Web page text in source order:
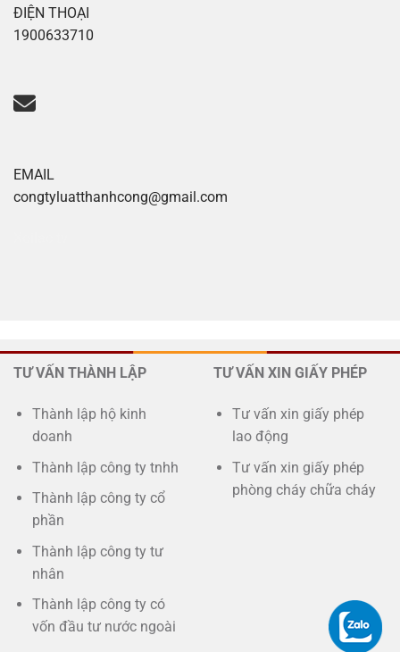
ĐIỆN THOẠI
1900633710
EMAIL
congtyluatthanhcong@gmail.com
TƯ VẤN THÀNH LẬP
Thành lập hộ kinh
doanh
Thành lập công ty tnhh
Thành lập công ty cổ
phần
Thành lập công ty tư
nhân
Thành lập công ty có
vốn đầu tư nước ngoài
TƯ VẤN XIN GIẤY PHÉP
Tư vấn xin giấy phép
lao động
Tư vấn xin giấy phép
phòng cháy chữa cháy